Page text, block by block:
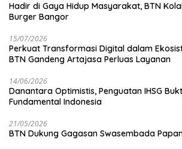
Hadir di Gaya Hidup Masyarakat, BTN
Burger Bangor
15/07/2026
Perkuat Transformasi Digital dalam
BTN Gandeng Artajasa Perluas Layanan
14/06/2026
Danantara Optimistis, Penguatan IHSG
Fundamental Indonesia
21/05/2026
BTN Dukung Gagasan Swasembada